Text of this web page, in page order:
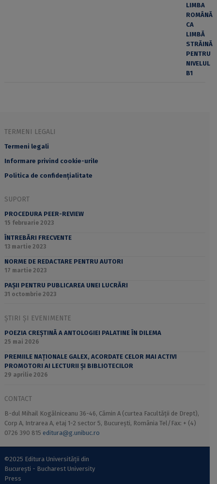
TERMENI LEGALI
Termeni legali
Informare privind cookie-urile
Politica de confidențialitate
SUPORT
PROCEDURA PEER-REVIEW
15 februarie 2023
ÎNTREBĂRI FRECVENTE
13 martie 2023
NORME DE REDACTARE PENTRU AUTORI
17 martie 2023
PAȘII PENTRU PUBLICAREA UNEI LUCRĂRI
31 octombrie 2023
ȘTIRI ȘI EVENIMENTE
POEZIA CREȘTINĂ A ANTOLOGIEI PALATINE ÎN DILEMA
25 mai 2026
PREMIILE NAȚIONALE GALEX, ACORDATE CELOR MAI ACTIVI
PROMOTORI AI LECTURII ȘI BIBLIOTECILOR
29 aprilie 2026
CONTACT
B-dul Mihail Kogălniceanu 36-46, Cămin A (curtea Facultății de Drept),
Corp A, Intrarea A, etaj 1-2 sector 5, București, România Tel/Fax: + (4)
0726 390 815 editura@g.unibuc.ro
©2025 Editura Universității din
București - Bucharest University
Press